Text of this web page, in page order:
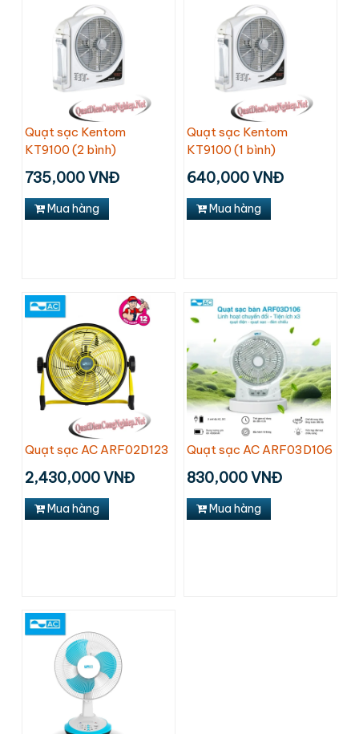
Quạt sạc Kentom
KT9100 (2 bình)
735,000 VNĐ
Mua hàng
Quạt sạc Kentom
KT9100 (1 bình)
640,000 VNĐ
Mua hàng
Quạt sạc AC ARF02D123
2,430,000 VNĐ
Mua hàng
Quạt sạc AC ARF03D106
830,000 VNĐ
Mua hàng